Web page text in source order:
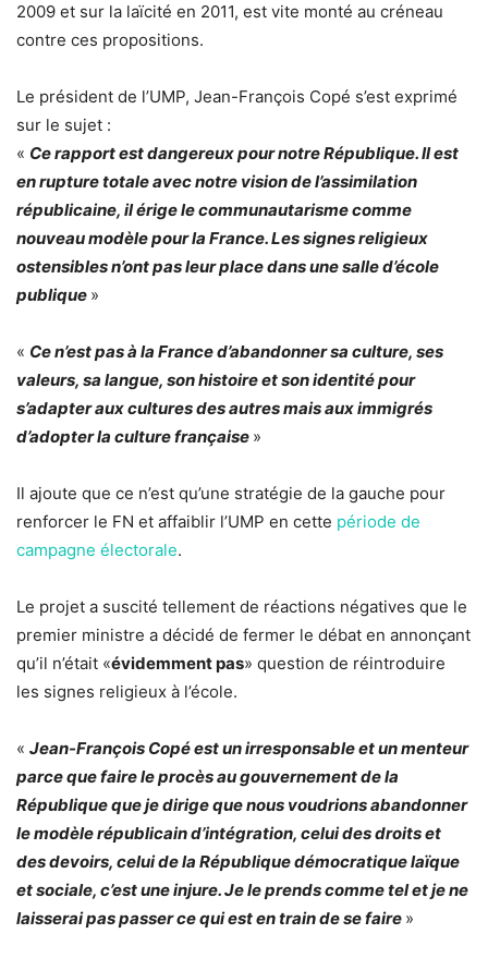
2009 et sur la laïcité en 2011, est vite monté au créneau
contre ces propositions.
Le président de l’UMP, Jean-François Copé s’est exprimé
sur le sujet :
« Ce rapport est dangereux pour notre République. Il est
en rupture totale avec notre vision de l’assimilation
républicaine, il érige le communautarisme comme
nouveau modèle pour la France. Les signes religieux
ostensibles n’ont pas leur place dans une salle d’école
publique »
« Ce n’est pas à la France d’abandonner sa culture, ses
valeurs, sa langue, son histoire et son identité pour
s’adapter aux cultures des autres mais aux immigrés
d’adopter la culture française »
Il ajoute que ce n’est qu’une stratégie de la gauche pour
renforcer le FN et affaiblir l’UMP en cette période de
campagne électorale.
Le projet a suscité tellement de réactions négatives que le
premier ministre a décidé de fermer le débat en annonçant
qu’il n’était «évidemment pas» question de réintroduire
les signes religieux à l’école.
« Jean-François Copé est un irresponsable et un menteur
parce que faire le procès au gouvernement de la
République que je dirige que nous voudrions abandonner
le modèle républicain d’intégration, celui des droits et
des devoirs, celui de la République démocratique laïque
et sociale, c’est une injure. Je le prends comme tel et je ne
laisserai pas passer ce qui est en train de se faire »